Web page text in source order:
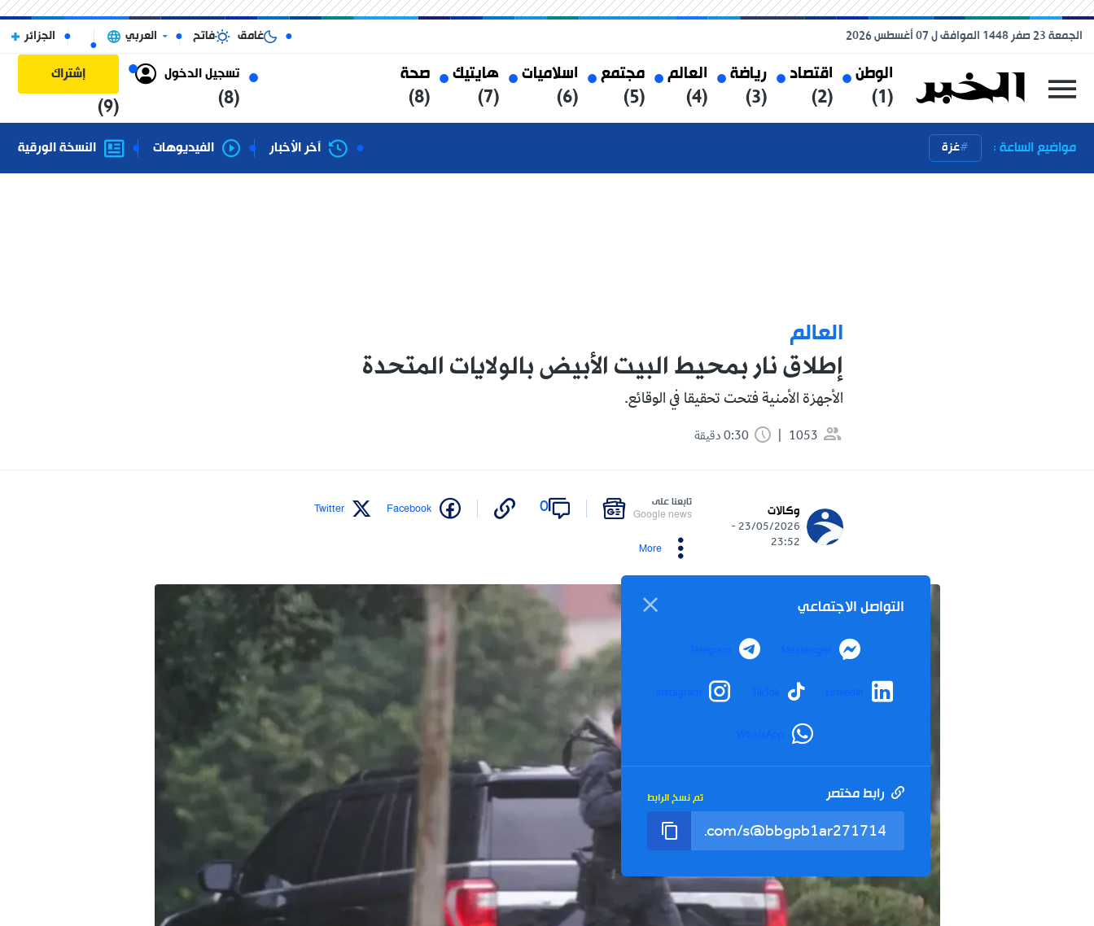
الوطن
(1)
اقتصاد
(2)
رياضة
(3)
العالم
(4)
مجتمع
(5)
اسلاميات
(6)
هايتيك
(7)
صحة
(8)
تسجيل الدخول
(8)
إشتراك
(9)
الجمعة 23 صفر 1448 الموافق ل 07 أغسطس 2026 غامق فاتح العربي الجزائر
مواضيع الساعة : غزة آخر الأخبار الفيديوهات النسخة الورقية
العالم
إطلاق نار بمحيط البيت الأبيض بالولايات المتحدة
الأجهزة الأمنية فتحت تحقيقا في الوقائع.
1053
وكالات
23/05/2026 -
23:52
تابعنا على
Google news
0
Facebook
Twitter
More
التواصل الاجتماعي
Messenger
Telegram
LinkedIn
TikTok
Instagram
WhatsApp
رابط مختصر تم نسخ الرابط